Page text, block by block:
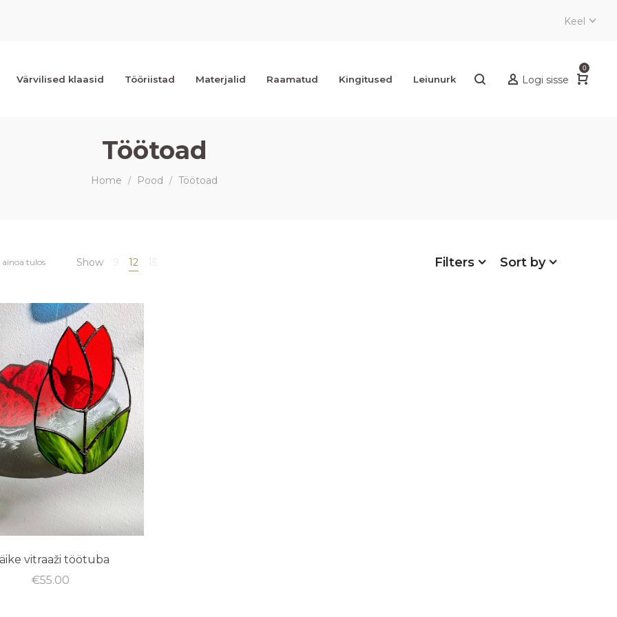
Keel
Värvilised klaasid Tööriistad Materjalid Raamatud Kingitused Leiunurk Logi sisse
0
Töötoad
Home / Pood / Töötoad
tulos Show 12 15 Sort by
Filters
vitraaži töötuba
€55.00